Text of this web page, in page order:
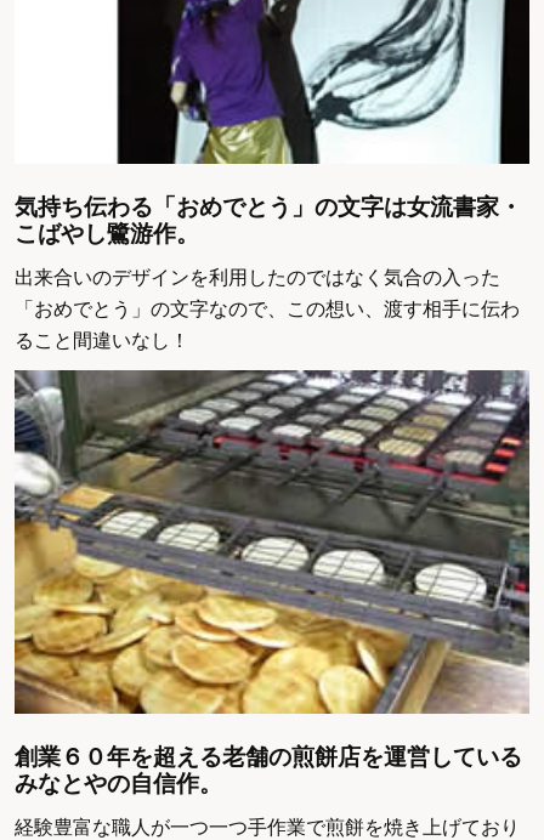
気持ち伝わる「おめでとう」の文字は女流書家・
こばやし鷺游作。
出来合いのデザインを利用したのではなく気合の入った
「おめでとう」の文字なので、この想い、渡す相手に伝わ
ること間違いなし！
創業６０年を超える老舗の煎餅店を運営している
みなとやの自信作。
経験豊富な職人が一つ一つ手作業で煎餅を焼き上げており